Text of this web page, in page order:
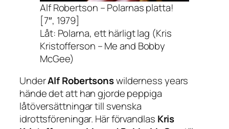
Alf Robertson – Polarnas platta!
[7″, 1979]
Låt: Polarna, ett härligt lag (Kris
Kristofferson – Me and Bobby
McGee)
UnderAlf Robertsonswilderness years
hände det att han gjorde peppiga
låtöversättningar till svenska
idrottsföreningar. Här förvandlas Kris